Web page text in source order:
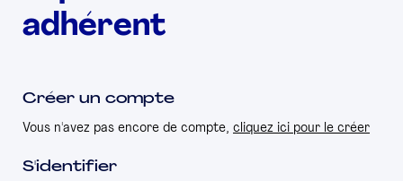
ADHÉRENTS
ÉVÉNEMENTS
adhérent
Créer un compte
Vous n'avez pas encore de compte, cliquez ici pour le créer
S'identifier